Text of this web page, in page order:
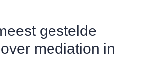
gestelde
mediation in